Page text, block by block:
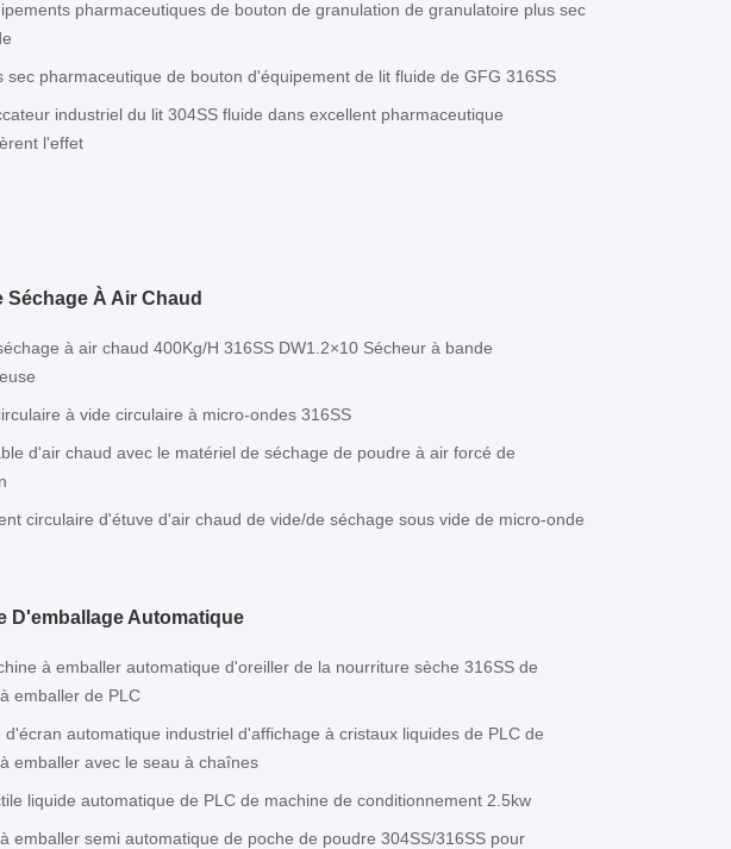
pharmaceutiques de bouton de granulation de granulatoire plus sec
sec pharmaceutique de bouton d'équipement de lit fluide de GFG 316SS
industriel du lit 304SS fluide dans excellent pharmaceutique
l'effet
Séchage À Air Chaud
à air chaud 400Kg/H 316SS DW1.2×10 Sécheur à bande
à vide circulaire à micro-ondes 316SS
d'air chaud avec le matériel de séchage de poudre à air forcé de
circulaire d'étuve d'air chaud de vide/de séchage sous vide de micro-onde
D'emballage Automatique
à emballer automatique d'oreiller de la nourriture sèche 316SS de
emballer de PLC
d'écran automatique industriel d'affichage à cristaux liquides de PLC de
emballer avec le seau à chaînes
liquide automatique de PLC de machine de conditionnement 2.5kw
emballer semi automatique de poche de poudre 304SS/316SS pour